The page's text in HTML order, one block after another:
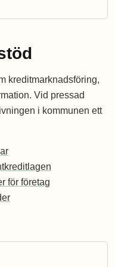
kreditmarknadsföring,
Vid pressad
i kommunen ett
för företag